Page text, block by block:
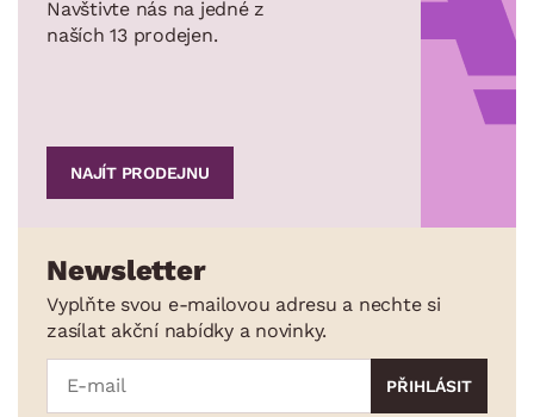
Navštivte nás na jedné z
naších 13 prodejen.
NAJÍT PRODEJNU
Newsletter
Vyplňte svou e-mailovou adresu a nechte si
zasílat akční nabídky a novinky.